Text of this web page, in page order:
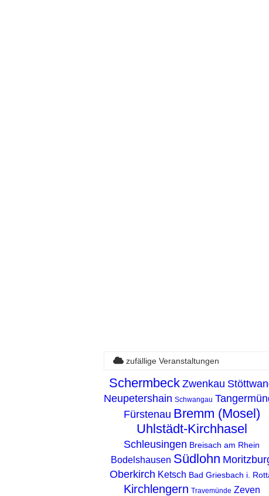
zufällige Veranstaltungen
Schermbeck Zwenkau
Neupetershain Schwangau
Fürstenau Bremm (Mosel)
Uhlstädt-Kirchhasel
Schleusingen Breisach am Rhein
Bodelshausen Südlohn
Oberkirch Ketsch Bad Griesbach i.
Kirchlengern Travemünde Zeven